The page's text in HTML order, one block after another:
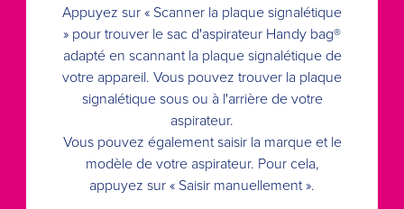
Appuyez sur « Scanner la plaque signalétique
» pour trouver le sac d'aspirateur Handy bag®
adapté en scannant la plaque signalétique de
votre appareil. Vous pouvez trouver la plaque
signalétique sous ou à l'arrière de votre
aspirateur.
Vous pouvez également saisir la marque et le
modèle de votre aspirateur. Pour cela,
appuyez sur « Saisir manuellement ».